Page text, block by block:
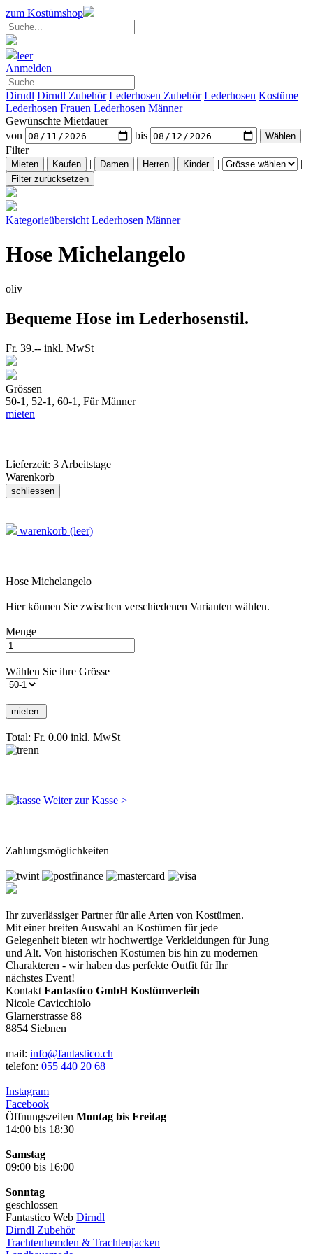
zum Kostümshop
leer
Anmelden
Dirndl Dirndl Zubehör Lederhosen Zubehör Lederhosen Kostüme
Lederhosen Frauen Lederhosen Männer
Gewünschte Mietdauer
von
bis
Filter
|
| |
Kategorieübersicht Lederhosen Männer
Hose Michelangelo
oliv
Bequeme Hose im Lederhosenstil.
Fr. 39.-- inkl. MwSt
Grössen
50-1, 52-1, 60-1, Für Männer
mieten
Lieferzeit: 3 Arbeitstage
Warenkorb
warenkorb (leer)
Hose Michelangelo
Hier können Sie zwischen verschiedenen Varianten wählen.
Menge
Wählen Sie ihre Grösse
Total: Fr. 0.00 inkl. MwSt
Weiter zur Kasse >
Zahlungsmöglichkeiten
Ihr zuverlässiger Partner für alle Arten von Kostümen.
Mit einer breiten Auswahl an Kostümen für jede
Gelegenheit bieten wir hochwertige Verkleidungen für Jung
und Alt. Von historischen Kostümen bis hin zu modernen
Charakteren - wir haben das perfekte Outfit für Ihr
nächstes Event!
Kontakt Fantastico GmbH Kostümverleih
Nicole Cavicchiolo
Glarnerstrasse 88
8854 Siebnen
mail: info@fantastico.ch
telefon: 055 440 20 68
Instagram
Facebook
Öffnungszeiten Montag bis Freitag
14:00 bis 18:30
Samstag
09:00 bis 16:00
Sonntag
geschlossen
Fantastico Web Dirndl
Dirndl Zubehör
Trachtenhemden & Trachtenjacken